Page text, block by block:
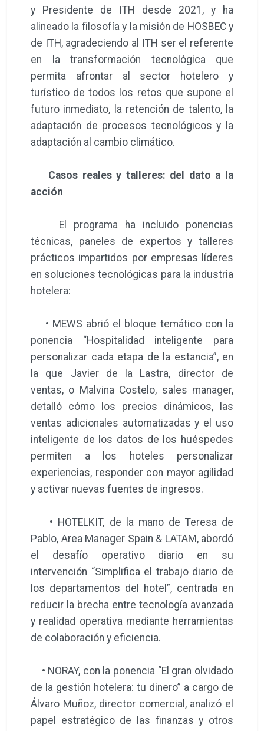
y Presidente de ITH desde 2021, y ha
alineado la filosofía y la misión de HOSBEC y
de ITH, agradeciendo al ITH ser el referente
en la transformación tecnológica que
permita afrontar al sector hotelero y
turístico de todos los retos que supone el
futuro inmediato, la retención de talento, la
adaptación de procesos tecnológicos y la
adaptación al cambio climático.
Casos reales y talleres: del dato a la
acción
El programa ha incluido ponencias
técnicas, paneles de expertos y talleres
prácticos impartidos por empresas líderes
en soluciones tecnológicas para la industria
hotelera:
• MEWS abrió el bloque temático con la
ponencia “Hospitalidad inteligente para
personalizar cada etapa de la estancia”, en
la que Javier de la Lastra, director de
ventas, o Malvina Costelo, sales manager,
detalló cómo los precios dinámicos, las
ventas adicionales automatizadas y el uso
inteligente de los datos de los huéspedes
permiten a los hoteles personalizar
experiencias, responder con mayor agilidad
y activar nuevas fuentes de ingresos.
• HOTELKIT, de la mano de Teresa de
Pablo, Area Manager Spain & LATAM, abordó
el desafío operativo diario en su
intervención “Simplifica el trabajo diario de
los departamentos del hotel”, centrada en
reducir la brecha entre tecnología avanzada
y realidad operativa mediante herramientas
de colaboración y eficiencia.
• NORAY, con la ponencia “El gran olvidado
de la gestión hotelera: tu dinero” a cargo de
Álvaro Muñoz, director comercial, analizó el
papel estratégico de las finanzas y otros